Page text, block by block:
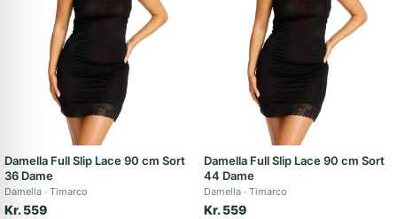
Damella Full Slip Lace 90 cm Sort
36 Dame
Damella Timarco
Kr. 559
Damella Full Slip Lace 90 cm Sort
44 Dame
Damella Timarco
Kr. 559